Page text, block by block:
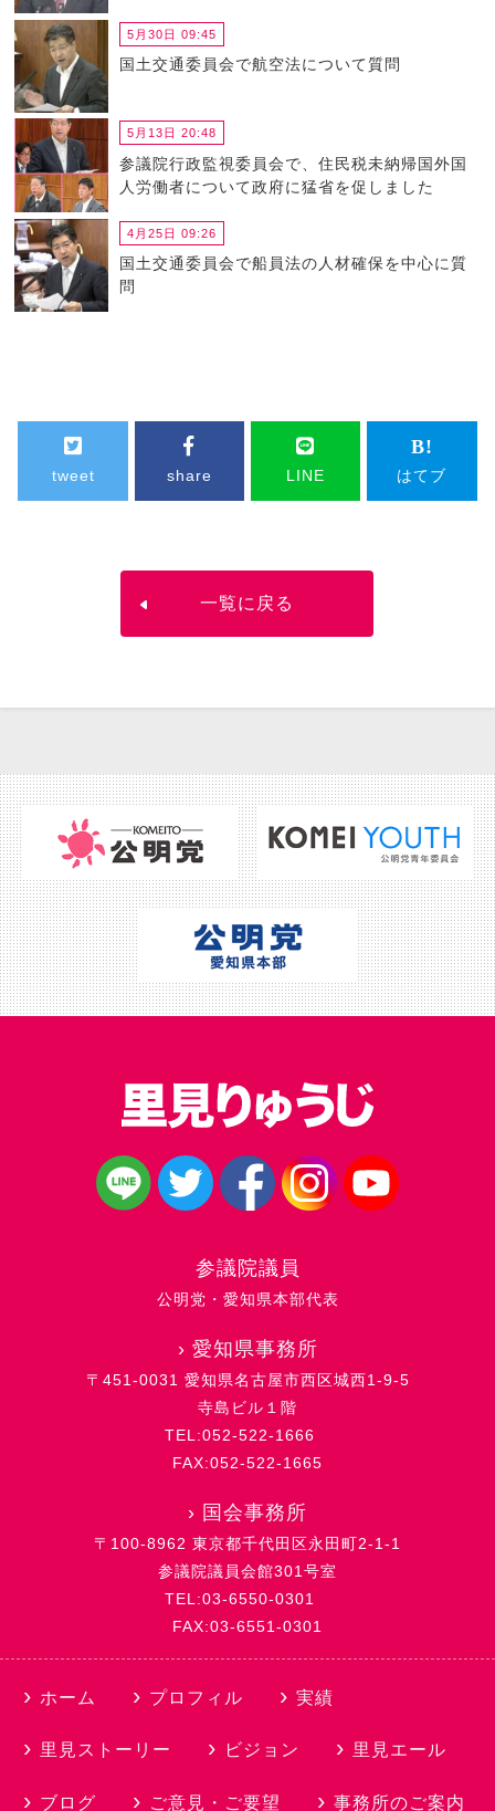
5月30日 09:45
国土交通委員会で航空法について質問
5月13日 20:48
参議院行政監視委員会で、住民税未納帰国外国
人労働者について政府に猛省を促しました
4月25日 09:26
国土交通委員会で船員法の人材確保を中心に質
問
tweet share LINE はてブ
一覧に戻る
参議院議員
公明党・愛知県本部代表
› 愛知県事務所
〒451-0031 愛知県名古屋市西区城西1-9-5
寺島ビル１階
TEL:052-522-1666
FAX:052-522-1665
› 国会事務所
〒100-8962 東京都千代田区永田町2-1-1
参議院議員会館301号室
TEL:03-6550-0301
FAX:03-6551-0301
ホーム プロフィル 実績
里見ストーリー ビジョン 里見エール
ブログ ご意見・ご要望 事務所のご案内